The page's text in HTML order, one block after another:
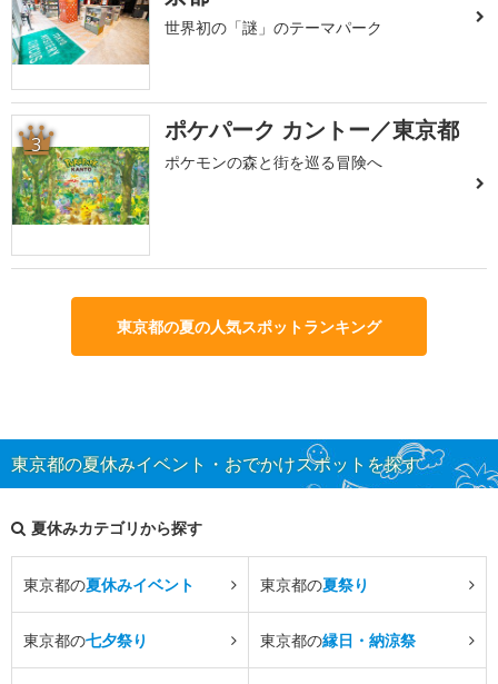
世界初の「謎」のテーマパーク
3 ポケパーク カントー／東京都
ポケモンの森と街を巡る冒険へ
東京都の夏の人気スポットランキング
東京都の夏休みイベント・おでかけスポットを探す
夏休みカテゴリから探す
東京都の夏休みイベント 東京都の夏祭り
東京都の七夕祭り 東京都の縁日・納涼祭